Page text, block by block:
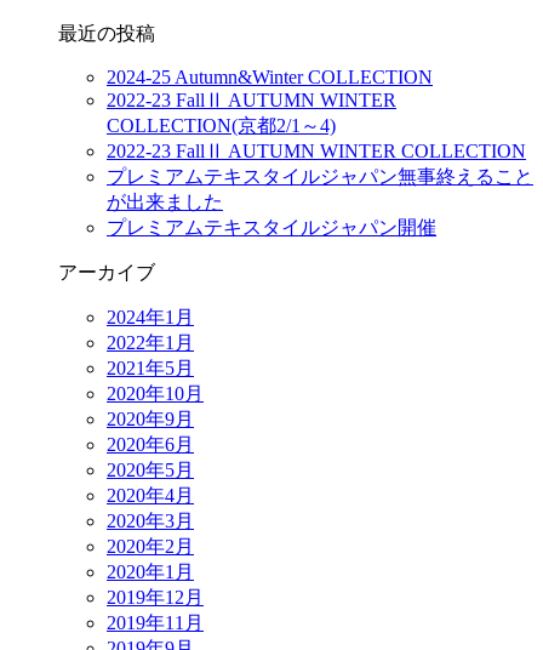
最近の投稿
2024-25 Autumn&Winter COLLECTION
2022-23 FallⅡ AUTUMN WINTER
COLLECTION(京都2/1～4)
2022-23 FallⅡ AUTUMN WINTER COLLECTION
プレミアムテキスタイルジャパン無事終えること
が出来ました
プレミアムテキスタイルジャパン開催
アーカイブ
2024年1月
2022年1月
2021年5月
2020年10月
2020年9月
2020年6月
2020年5月
2020年4月
2020年3月
2020年2月
2020年1月
2019年12月
2019年11月